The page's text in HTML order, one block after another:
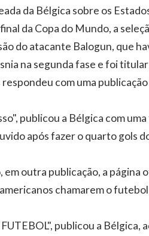
da Bélgica sobre os
da Copa do Mundo, a
do atacante Balogun, que
na segunda fase e foi
respondeu com uma
publicou a Bélgica com
após fazer o quarto gols
em outra publicação, a
chamarem o
publicou a Bélgica,